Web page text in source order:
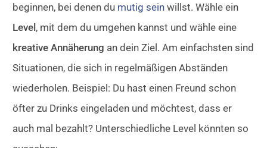
beginnen, bei denen du mutig sein willst. Wähle ein
Level, mit dem du umgehen kannst und wähle eine
kreative Annäherung an dein Ziel. Am einfachsten sind
Situationen, die sich in regelmäßigen Abständen
wiederholen. Beispiel: Du hast einen Freund schon
öfter zu Drinks eingeladen und möchtest, dass er
auch mal bezahlt? Unterschiedliche Level könnten so